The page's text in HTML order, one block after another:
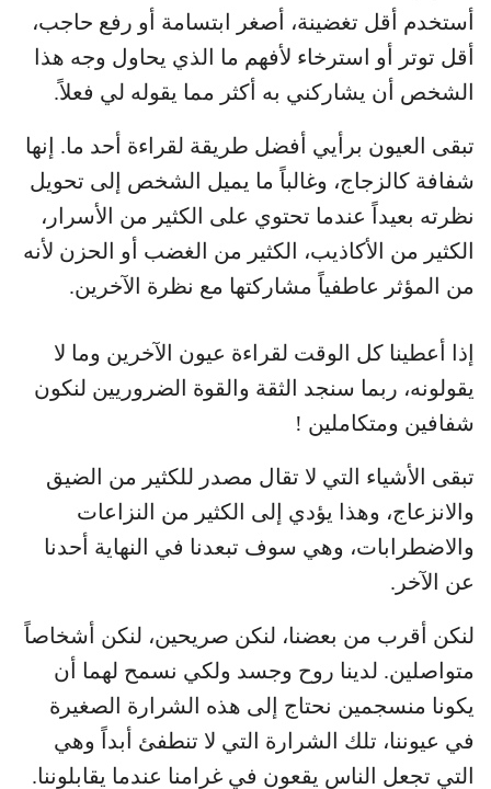
أستخدم أقل تغضينة، أصغر ابتسامة أو رفع حاجب،
أقل توتر أو استرخاء لأفهم ما الذي يحاول وجه هذا
الشخص أن يشاركني به أكثر مما يقوله لي فعلاً.
تبقى العيون برأيي أفضل طريقة لقراءة أحد ما. إنها
شفافة كالزجاج، وغالباً ما يميل الشخص إلى تحويل
نظرته بعيداً عندما تحتوي على الكثير من الأسرار،
الكثير من الأكاذيب، الكثير من الغضب أو الحزن لأنه
من المؤثر عاطفياً مشاركتها مع نظرة الآخرين.
إذا أعطينا كل الوقت لقراءة عيون الآخرين وما لا
يقولونه، ربما سنجد الثقة والقوة الضروريين لنكون
شفافين ومتكاملين !
تبقى الأشياء التي لا تقال مصدر للكثير من الضيق
والانزعاج، وهذا يؤدي إلى الكثير من النزاعات
والاضطرابات، وهي سوف تبعدنا في النهاية أحدنا
عن الآخر.
لنكن أقرب من بعضنا، لنكن صريحين، لنكن أشخاصاً
متواصلين. لدينا روح وجسد ولكي نسمح لهما أن
يكونا منسجمين نحتاج إلى هذه الشرارة الصغيرة
في عيوننا، تلك الشرارة التي لا تنطفئ أبداً وهي
التي تجعل الناس يقعون في غرامنا عندما يقابلوننا.